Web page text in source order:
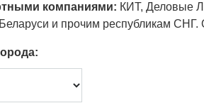
компаниями: КИТ, Деловые
и прочим республикам